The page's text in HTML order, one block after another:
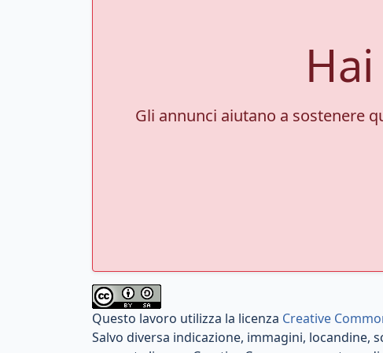
Gli annunci aiutano a sostenere
Questo lavoro utilizza la licenza Creative
Salvo diversa indicazione, immagini,